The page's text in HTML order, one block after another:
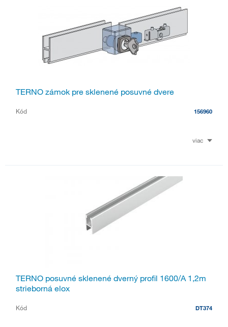
TERNO zámok pre sklenené posuvné dvere
Kód 156960
viac
TERNO posuvné sklenené dverný profil 1600/A 1,2m
strieborná elox
Kód DT374